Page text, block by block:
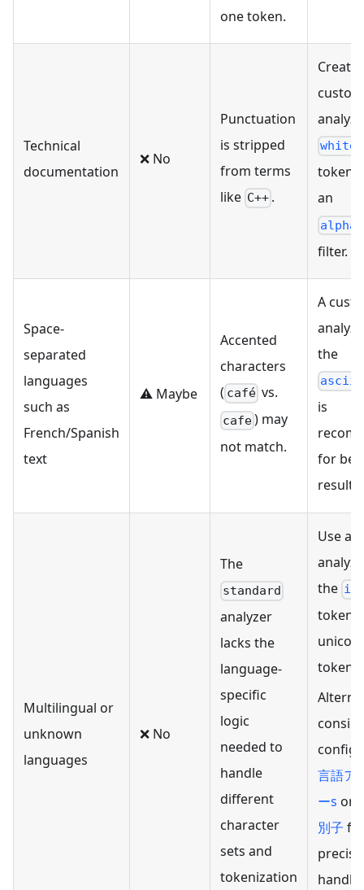
one token.
Technical
documentation
❌ No
Punctuation
is stripped
from terms
like C++ .
Create
custom
an
filter.
Space-
separated
languages
such as
French/Spanish
text
⚠️ Maybe
Accented
characters
( café vs.
cafe) may
not match.
A
the
is
for
results.
Multilingual or
unknown
languages
❌ No
The
standard
analyzer
lacks the
language-
specific
logic
needed to
handle
different
character
sets and
tokenization
Use a
the
言語ア
ーs or
別子
precise